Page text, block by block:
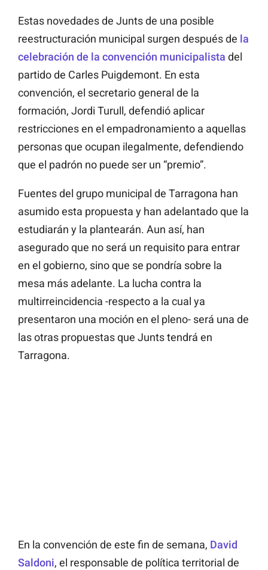
Estas novedades de Junts de una posible
reestructuración municipal surgen después de la
celebración de la convención municipalista del
partido de Carles Puigdemont. En esta
convención, el secretario general de la
formación, Jordi Turull, defendió aplicar
restricciones en el empadronamiento a aquellas
personas que ocupan ilegalmente, defendiendo
que el padrón no puede ser un “premio”.
Fuentes del grupo municipal de Tarragona han
asumido esta propuesta y han adelantado que la
estudiarán y la plantearán. Aun así, han
asegurado que no será un requisito para entrar
en el gobierno, sino que se pondría sobre la
mesa más adelante. La lucha contra la
multirreincidencia -respecto a la cual ya
presentaron una moción en el pleno- será una de
las otras propuestas que Junts tendrá en
Tarragona.
En la convención de este fin de semana, David
Saldoni, el responsable de política territorial de